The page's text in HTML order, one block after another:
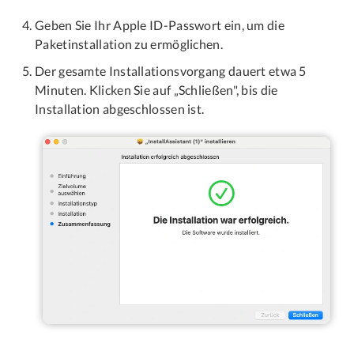
Geben Sie Ihr Apple ID-Passwort ein, um die
Paketinstallation zu ermöglichen.
Der gesamte Installationsvorgang dauert etwa 5
Minuten. Klicken Sie auf „Schließen", bis die
Installation abgeschlossen ist.